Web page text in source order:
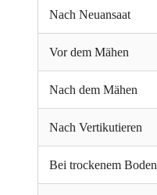
Nach Neuansaat
Vor dem Mähen
Nach dem Mähen
Nach Vertikutieren
Bei trockenem Boden